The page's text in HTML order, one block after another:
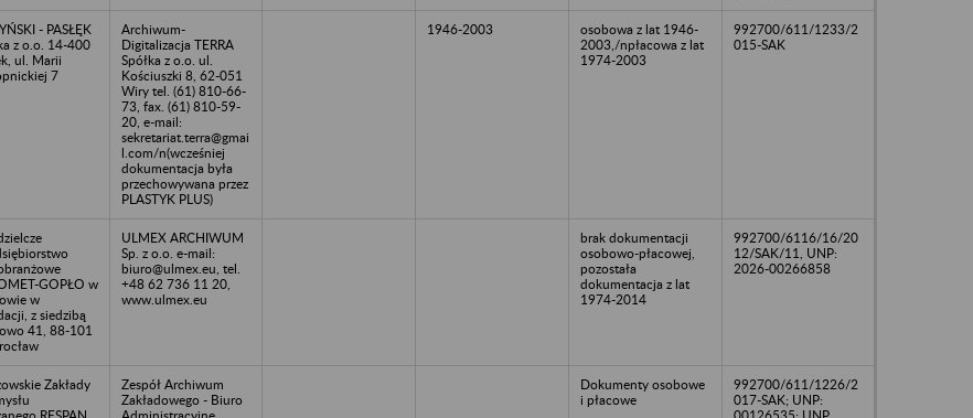
- PASŁĘK
z o.o. 14-400
ul. Marii
7
Archiwum-
Digitalizacja TERRA
Spółka z o.o. ul.
Kościuszki 8, 62-051
Wiry tel. (61) 810-66-
73, fax. (61) 810-59-
20, e-mail:
sekretariat.terra@gmai
l.com/n(wcześniej
dokumentacja była
przechowywana przez
PLASTYK PLUS)
1946-2003
osobowa z lat 1946-
2003,/npłacowa z lat
1974-2003
992700/611/1233/2
015-SAK
GOPŁO w
w
z siedzibą
41, 88-101
ULMEX ARCHIWUM
Sp. z o.o. e-mail:
biuro@ulmex.eu, tel.
+48 62 736 11 20,
www.ulmex.eu
brak dokumentacji
osobowo-płacowej,
pozostała
dokumentacja z lat
1974-2014
992700/6116/16/20
12/SAK/11, UNP:
2026-00266858
Zakłady
Zespół Archiwum
Zakładowego - Biuro
Dokumenty osobowe
i płacowe
992700/611/1226/2
017-SAK; UNP: